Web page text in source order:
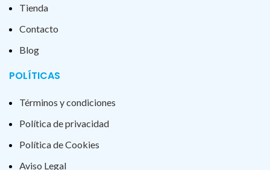
Tienda
Contacto
Blog
POLÍTICAS
Términos y condiciones
Política de privacidad
Política de Cookies
Aviso Legal